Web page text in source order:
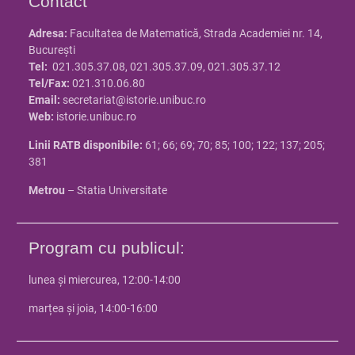
Adresa: Facultatea de Matematică, Strada Academiei nr. 14,
Bucureşti
Tel: 021.305.37.08, 021.305.37.09, 021.305.37.12
Tel/Fax: 021.310.06.80
Email: secretariat@istorie.unibuc.ro
Web: istorie.unibuc.ro
Linii RATB disponibile: 61; 66; 69; 70; 85; 100; 122; 137; 205;
381
Metrou – Statia Universitate
Program cu publicul:
lunea și miercurea, 12:00-14:00
marțea și joia, 14:00-16:00